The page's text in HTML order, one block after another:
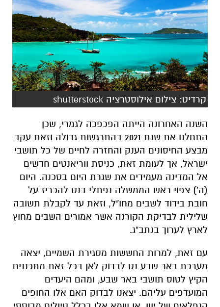
קרדיט: צילום אילוסטרציה shutterstock
השנה האחרונה הייתה הפכפכה לגמרי, שכן
התחלנו את שנת 2021 בהתרגשות גדולה וזאת עקב
מבצע החיסונים הענק והחזרה לחיים של כל תושבי
ישראל, אך לעומת זאת, כניסת ווריאנטים חדשים
אל המדינה מעמידים את שגרת היום בסכנה. היום
(ה') צפוי ראש הממשלה נפתלי בנט להכריז על
חובת בידוד לשבים מחו"ל, וזאת עד לקבלת תשובה
שלילית לבדיקת הקורנה אשר אמורים השבים מחוץ
לארץ לערוך בנתב"ג.
עם זאת, למרות החששות מסגירת השמיים, יצאה
מערכת באר שבע נט לבדוק לאן בכל זאת מתכננים
הקיץ לטוס תושבי באר שבע, ומהם היעדים
המועדפים עליהם. יצאנו לבדוק האם אלו החופים